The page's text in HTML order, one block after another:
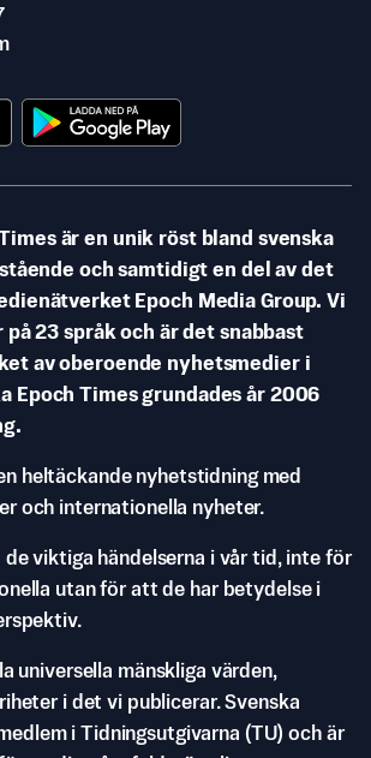
är en unik röst bland svenska
och samtidigt en del av det
Epoch Media Group. Vi
23 språk och är det snabbast
av oberoende nyhetsmedier i
Epoch Times grundades år 2006
heltäckande nyhetstidning med
och internationella nyheter.
viktiga händelserna i vår tid, inte för
utan för att de har betydelse i
universella mänskliga värden,
i det vi publicerar. Svenska
i Tidningsutgivarna (TU) och är